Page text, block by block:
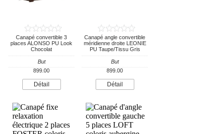
Canapé convertible 3
places ALONSO PU Look
Chocolat
But
899.00
Détail
Canapé angle convertible
méridienne droite LEONIE
PU Taupe/Tissu Gris
But
899.00
Détail